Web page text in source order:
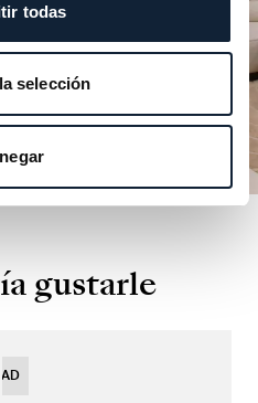
todas
selección
gustarle